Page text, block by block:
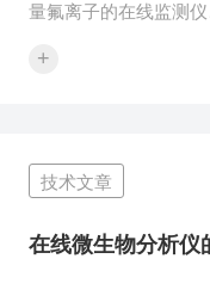
量氟离子的在线监测
子选择电极，是指带
部件的功能是否正常
路检测（由液检器完
智能识别判断故障，
+
技术文章
在线微生物分析仪